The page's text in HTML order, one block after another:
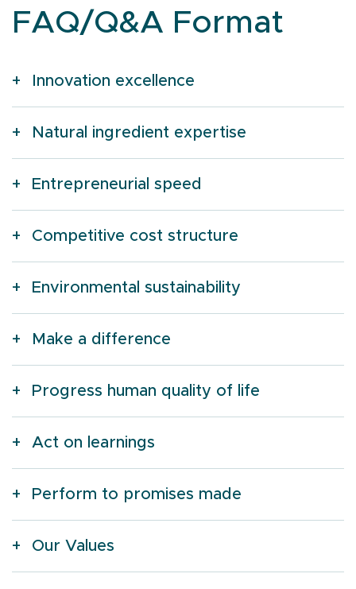
FAQ/Q&A Format
Innovation excellence
Natural ingredient expertise
Entrepreneurial speed
Competitive cost structure
Environmental sustainability
Make a difference
Progress human quality of life
Act on learnings
Perform to promises made
Our Values